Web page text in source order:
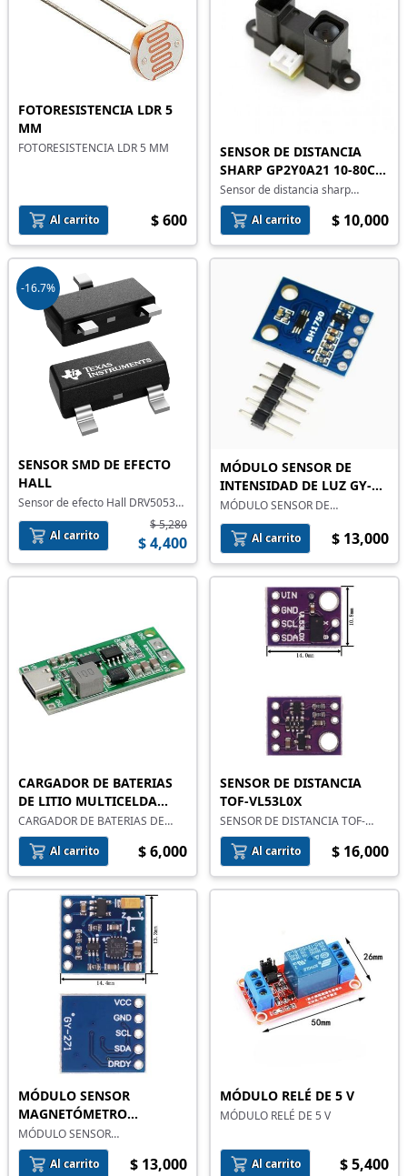
FOTORESISTENCIA LDR 5
MM
FOTORESISTENCIA LDR 5 MM
Al carrito $ 600
SENSOR DE DISTANCIA
SHARP GP2Y0A21 10-80CM
SALIDA ANALÓGICA 5V
Sensor de distancia sharp
gp2y0a21 con salida analógica
para lectura por ADC. Ideal para
robótica y automatización.
Integración con Arduino, ESP32 y
ADC
Al carrito $ 10,000
-16.7%
SENSOR SMD DE EFECTO
HALL
Sensor de efecto Hall DRV5053
de montaje superficial
Al carrito
$ 5,280
$ 4,400
MÓDULO SENSOR DE
INTENSIDAD DE LUZ GY-
302 BH1750
MÓDULO SENSOR DE
INTENSIDAD DE LUZ GY-302
BH1750Al carrito $ 13,000
CARGADOR DE BATERIAS
DE LITIO MULTICELDA
TIPO C
CARGADOR DE BATERIAS DE
LITIO MULTICELDA TIPO C
Al carrito
$ 6,000
SENSOR DE DISTANCIA
TOF-VL53L0X
SENSOR DE DISTANCIA TOF-
VL53L0X
Al carrito
$ 16,000
MÓDULO SENSOR
MAGNETÓMETRO
BRÚJULA HMC5883 GY-271
MÓDULO SENSOR
MAGNETÓMETRO BRÚJULA
HMC5883 GY-271
Al carrito $ 13,000
MÓDULO RELÉ DE 5 V
MÓDULO RELÉ DE 5 V
Al carrito $ 5,400